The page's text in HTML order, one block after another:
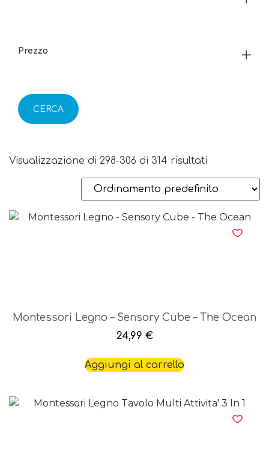
Prezzo
CERCA
Visualizzazione di 298-306 di 314 risultati
Montessori Legno – Sensory Cube – The Ocean
24,99 €
Aggiungi al carrello